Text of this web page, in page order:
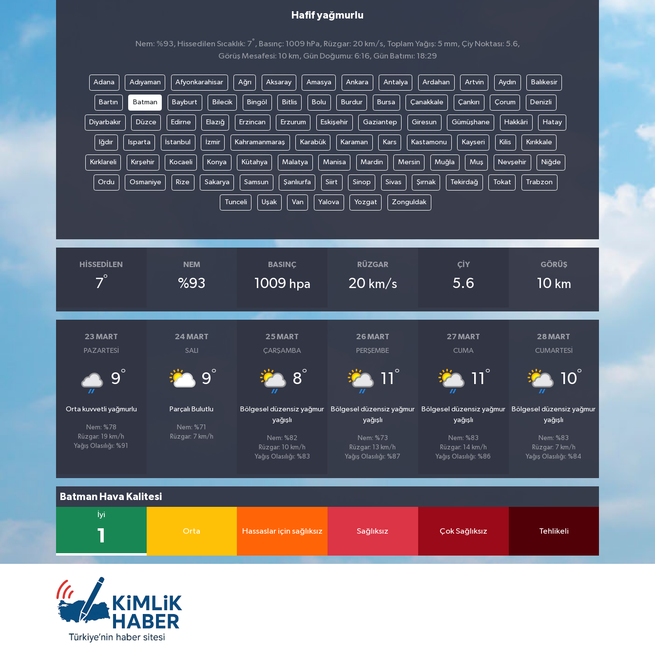
Hafif yağmurlu
Nem: %93, Hissedilen Sıcaklık: 7° , Basınç: 1009 hPa, Rüzgar: 20 km/s, Toplam Yağış: 5 mm, Çiy Noktası: 5.6,
Görüş Mesafesi: 10 km, Gün Doğumu: 6:16, Gün Batımı: 18:29
Adana Adıyaman Afyonkarahisar Ağrı Aksaray Amasya Ankara Antalya Ardahan Artvin Aydın Balıkesir
Bartın Batman Bayburt Bilecik Bingöl Bitlis Bolu Burdur Bursa Çanakkale Çankırı Çorum Denizli
Diyarbakır Düzce Edirne Elazığ Erzincan Erzurum Eskişehir Gaziantep Giresun Gümüşhane Hakkâri Hatay
Iğdır Isparta İstanbul İzmir Kahramanmaraş Karabük Karaman Kars Kastamonu Kayseri Kilis Kırıkkale
Kırklareli Kırşehir Kocaeli Konya Kütahya Malatya Manisa Mardin Mersin Muğla Muş Nevşehir Niğde
Ordu Osmaniye Rize Sakarya Samsun Şanlıurfa Siirt Sinop Sivas Şırnak Tekirdağ Tokat Trabzon
Tunceli Uşak Van Yalova Yozgat Zonguldak
HISSEDILEN
7°
NEM
%93
BASINÇ
1009 hpa
RÜZGAR
20 km/s
ÇIY
5.6
GÖRÜŞ
10 km
23 MART
PAZARTESI
9°
Orta kuvvetli yağmurlu
Nem: %78
Rüzgar: 19 km/h
Yağış Olasılığı: %91
24 MART
SALI
9°
Parçalı Bulutlu
Nem: %71
Rüzgar: 7 km/h
25 MART
ÇARŞAMBA
8°
Bölgesel düzensiz yağmur
yağışlı
Nem: %82
Rüzgar: 10 km/h
Yağış Olasılığı: %83
26 MART
PERŞEMBE
11 °
Bölgesel düzensiz yağmur
yağışlı
Nem: %73
Rüzgar: 13 km/h
Yağış Olasılığı: %87
27 MART
CUMA
11 °
Bölgesel düzensiz yağmur
yağışlı
Nem: %83
Rüzgar: 14 km/h
Yağış Olasılığı: %86
28 MART
CUMARTESI
10°
Bölgesel düzensiz yağmur
yağışlı
Nem: %83
Rüzgar: 7 km/h
Yağış Olasılığı: %84
Batman Hava Kalitesi
İyi
1 Orta Hassaslar için sağlıksız Sağlıksız Çok Sağlıksız Tehlikeli
Özel Haber
Teknoloji